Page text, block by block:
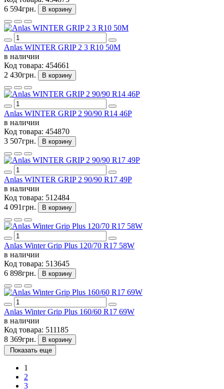
6 594грн.
В корзину
Anlas WINTER GRIP 2 3 R10 50M
в наличии
Код товара: 454661
2 430грн.
В корзину
Anlas WINTER GRIP 2 90/90 R14 46P
в наличии
Код товара: 454870
3 507грн.
В корзину
Anlas WINTER GRIP 2 90/90 R17 49P
в наличии
Код товара: 512484
4 091грн.
В корзину
Anlas Winter Grip Plus 120/70 R17 58W
в наличии
Код товара: 513645
6 898грн.
В корзину
Anlas Winter Grip Plus 160/60 R17 69W
в наличии
Код товара: 511185
8 369грн.
В корзину
Показать еще
1
2
3